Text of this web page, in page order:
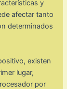
y
afectar tanto
determinados
existen
lugar,
por